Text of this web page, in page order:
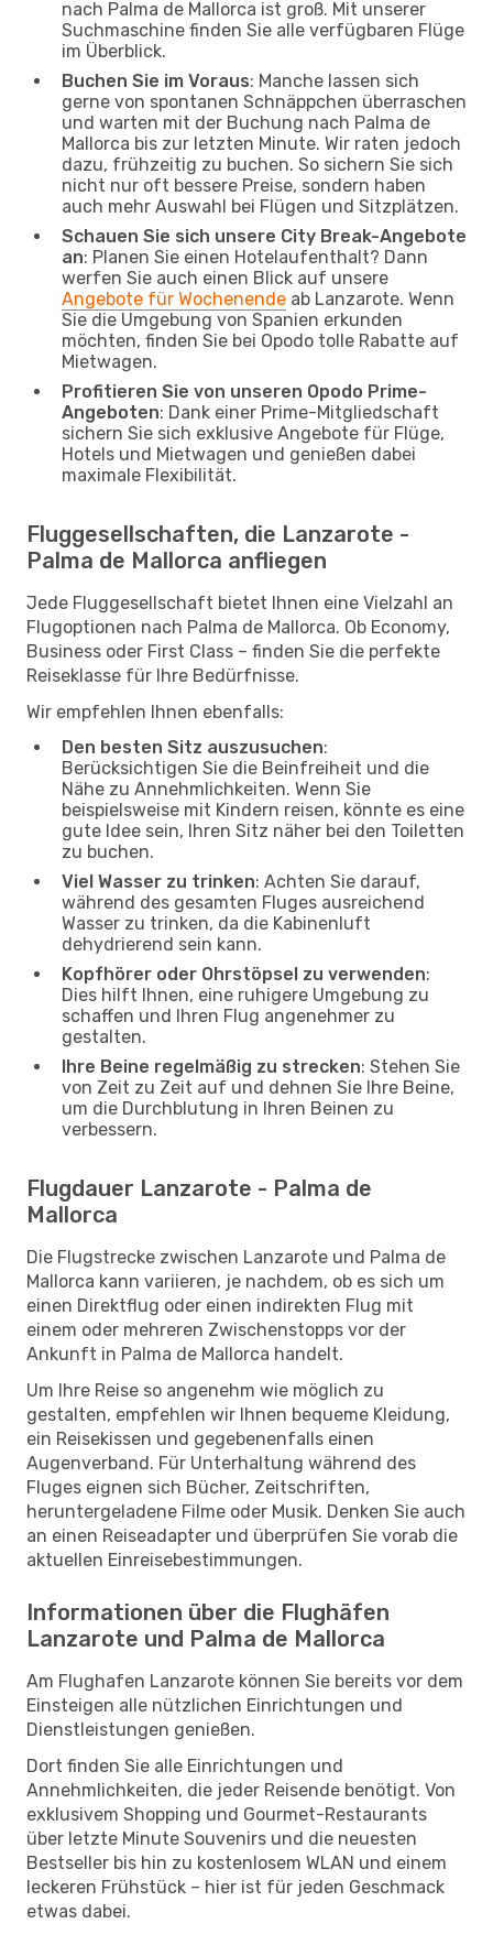
nach Palma de Mallorca ist groß. Mit unserer
Suchmaschine finden Sie alle verfügbaren Flüge
im Überblick.
Buchen Sie im Voraus: Manche lassen sich
gerne von spontanen Schnäppchen überraschen
und warten mit der Buchung nach Palma de
Mallorca bis zur letzten Minute. Wir raten jedoch
dazu, frühzeitig zu buchen. So sichern Sie sich
nicht nur oft bessere Preise, sondern haben
auch mehr Auswahl bei Flügen und Sitzplätzen.
Schauen Sie sich unsere City Break-Angebote
an: Planen Sie einen Hotelaufenthalt? Dann
werfen Sie auch einen Blick auf unsere
Angebote für Wochenende ab Lanzarote. Wenn
Sie die Umgebung von Spanien erkunden
möchten, finden Sie bei Opodo tolle Rabatte auf
Mietwagen.
Profitieren Sie von unseren Opodo Prime-
Angeboten: Dank einer Prime-Mitgliedschaft
sichern Sie sich exklusive Angebote für Flüge,
Hotels und Mietwagen und genießen dabei
maximale Flexibilität.
Fluggesellschaften, die Lanzarote -
Palma de Mallorca anfliegen
Jede Fluggesellschaft bietet Ihnen eine Vielzahl an
Flugoptionen nach Palma de Mallorca. Ob Economy,
Business oder First Class – finden Sie die perfekte
Reiseklasse für Ihre Bedürfnisse.
Wir empfehlen Ihnen ebenfalls:
Den besten Sitz auszusuchen:
Berücksichtigen Sie die Beinfreiheit und die
Nähe zu Annehmlichkeiten. Wenn Sie
beispielsweise mit Kindern reisen, könnte es eine
gute Idee sein, Ihren Sitz näher bei den Toiletten
zu buchen.
Viel Wasser zu trinken: Achten Sie darauf,
während des gesamten Fluges ausreichend
Wasser zu trinken, da die Kabinenluft
dehydrierend sein kann.
Kopfhörer oder Ohrstöpsel zu verwenden:
Dies hilft Ihnen, eine ruhigere Umgebung zu
schaffen und Ihren Flug angenehmer zu
gestalten.
Ihre Beine regelmäßig zu strecken: Stehen Sie
von Zeit zu Zeit auf und dehnen Sie Ihre Beine,
um die Durchblutung in Ihren Beinen zu
verbessern.
Flugdauer Lanzarote - Palma de
Mallorca
Die Flugstrecke zwischen Lanzarote und Palma de
Mallorca kann variieren, je nachdem, ob es sich um
einen Direktflug oder einen indirekten Flug mit
einem oder mehreren Zwischenstopps vor der
Ankunft in Palma de Mallorca handelt.
Um Ihre Reise so angenehm wie möglich zu
gestalten, empfehlen wir Ihnen bequeme Kleidung,
ein Reisekissen und gegebenenfalls einen
Augenverband. Für Unterhaltung während des
Fluges eignen sich Bücher, Zeitschriften,
heruntergeladene Filme oder Musik. Denken Sie auch
an einen Reiseadapter und überprüfen Sie vorab die
aktuellen Einreisebestimmungen.
Informationen über die Flughäfen
Lanzarote und Palma de Mallorca
Am Flughafen Lanzarote können Sie bereits vor dem
Einsteigen alle nützlichen Einrichtungen und
Dienstleistungen genießen.
Dort finden Sie alle Einrichtungen und
Annehmlichkeiten, die jeder Reisende benötigt. Von
exklusivem Shopping und Gourmet-Restaurants
über letzte Minute Souvenirs und die neuesten
Bestseller bis hin zu kostenlosem WLAN und einem
leckeren Frühstück – hier ist für jeden Geschmack
etwas dabei.